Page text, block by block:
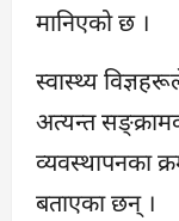
मानिएको छ ।
स्वास्थ्य
अत्यन्त
व्यवस्थापनका
बताएका छन् ।